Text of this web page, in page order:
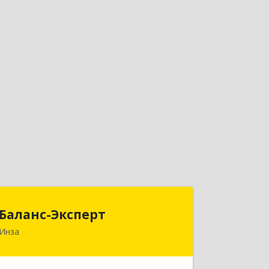
Баланс-Эксперт
Инза
433030, Ульяновская обл, Инзенский